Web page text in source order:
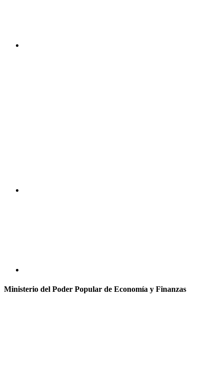
Ministerio del Poder Popular de Economía y Finanzas